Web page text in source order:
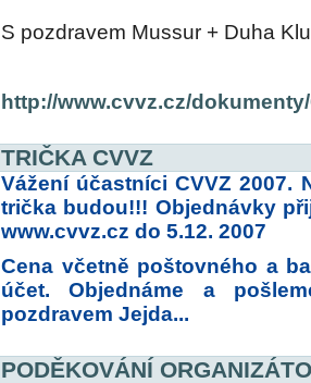
S pozdravem Mussur + Duha
http://www.cvvz.cz/
TRIČKA CVVZ
Vážení účastníci CVVZ 2007.
trička budou!!! Objednávky
www.cvvz.cz do 5.12. 2007
Cena včetně poštovného a
účet. Objednáme a
pozdravem Jejda...
PODĚKOVÁNÍ